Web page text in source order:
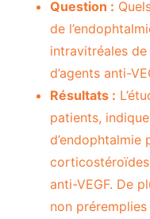
Question :
de
intravitréales
d’agents anti-
Résultats :
patients,
d’endophtalmie
anti-VEGF. De
non